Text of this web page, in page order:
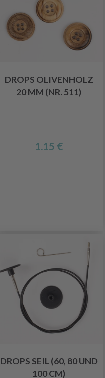
DROPS OLIVENHOLZ
20 MM (NR. 511)
1.15 €
DROPS SEIL (60, 80 UND
100 CM)